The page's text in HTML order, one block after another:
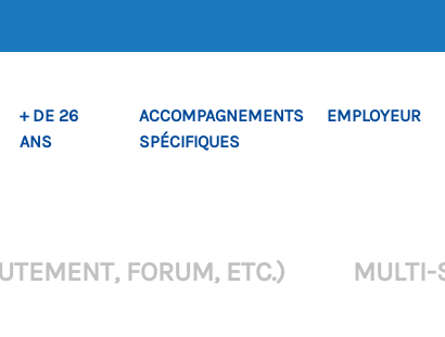
+ DE 26
ANS
ACCOMPAGNEMENTS
SPÉCIFIQUES
EMPLOYEUR
FORUM, ETC.) MULTI-